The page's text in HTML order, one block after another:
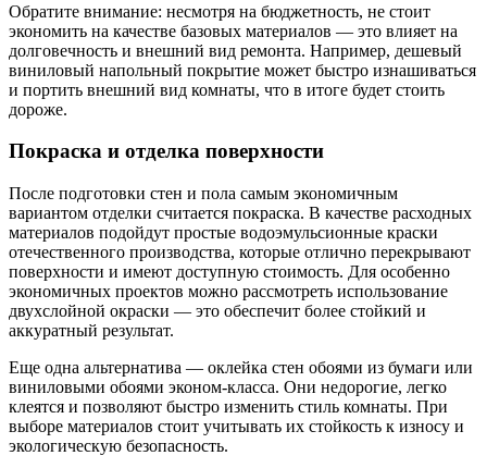
Обратите внимание: несмотря на бюджетность, не стоит
экономить на качестве базовых материалов — это влияет на
долговечность и внешний вид ремонта. Например, дешевый
виниловый напольный покрытие может быстро изнашиваться
и портить внешний вид комнаты, что в итоге будет стоить
дороже.
Покраска и отделка поверхности
После подготовки стен и пола самым экономичным
вариантом отделки считается покраска. В качестве расходных
материалов подойдут простые водоэмульсионные краски
отечественного производства, которые отлично перекрывают
поверхности и имеют доступную стоимость. Для особенно
экономичных проектов можно рассмотреть использование
двухслойной окраски — это обеспечит более стойкий и
аккуратный результат.
Еще одна альтернатива — оклейка стен обоями из бумаги или
виниловыми обоями эконом-класса. Они недорогие, легко
клеятся и позволяют быстро изменить стиль комнаты. При
выборе материалов стоит учитывать их стойкость к износу и
экологическую безопасность.